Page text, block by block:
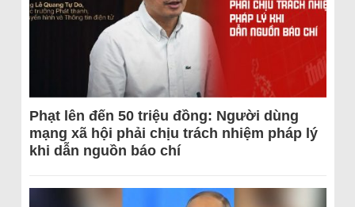
Phạt lên đến 50 triệu đồng: Người dùng
mạng xã hội phải chịu trách nhiệm pháp lý
khi dẫn nguồn báo chí